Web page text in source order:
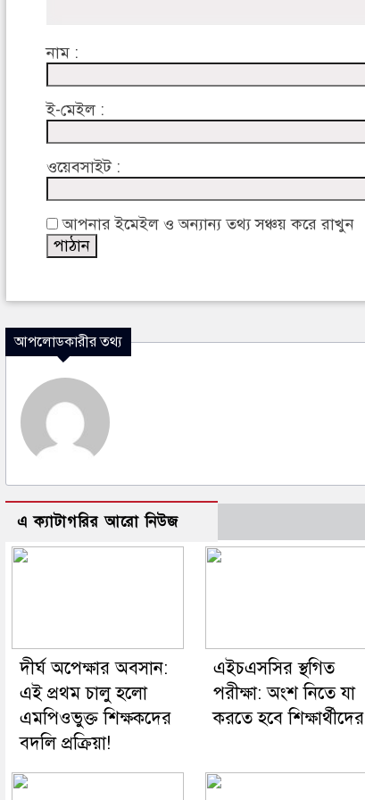
নাম :
ই-মেইল :
ওয়েবসাইট :
আপনার ইমেইল ও অন্যান্য তথ্য সঞ্চয় করে রাখুন
আপলোডকারীর তথ্য
এ ক্যাটাগরির আরো নিউজ
দীর্ঘ অপেক্ষার অবসান:
এই প্রথম চালু হলো
এমপিওভুক্ত শিক্ষকদের
বদলি প্রক্রিয়া!
এইচএসসির স্থগিত
পরীক্ষা: অংশ নিতে যা
করতে হবে শিক্ষার্থীদের